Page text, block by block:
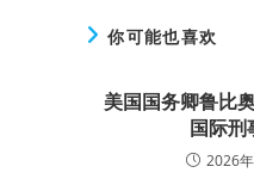
你可能也喜欢
美国国务卿鲁比
国际刑
2026